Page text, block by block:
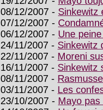
08/12/2007 - Sinkewitz
07/12/2007 -
06/12/2007 - Une
24/11/2007 - Sinkewitz
22/11/2007 - Moreni
16/11/2007 - Sinkewitz
08/11/2007 -
03/11/2007 - Les
23/10/2007 - Mayo